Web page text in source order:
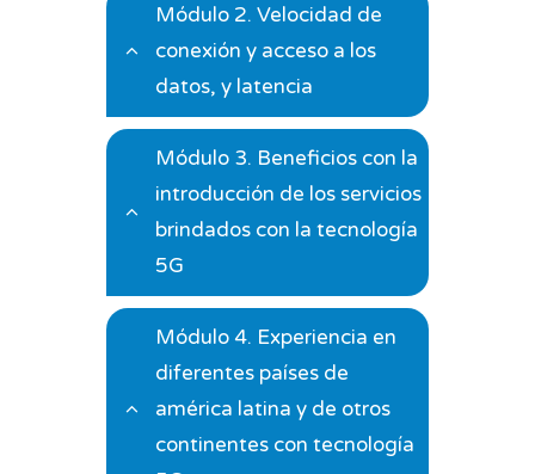
Módulo 2. Velocidad de
conexión y acceso a los
datos, y latencia
Objetivo del módulo:
Evaluar velocidades
superiores y baja latencia
de 5G, habilitando
conexión masiva de
dispositivos en tiempo
real para automatización
industrial, fábricas
inteligentes y redes
Módulo 3. Beneficios con la
introducción de los servicios
brindados con la tecnología
5G
Lunes 20/04/2026
Objetivo del módulo:
Identificar beneficios de
5G en educación remota,
Módulo 4. Experiencia en
diferentes países de
américa latina y de otros
continentes con tecnología